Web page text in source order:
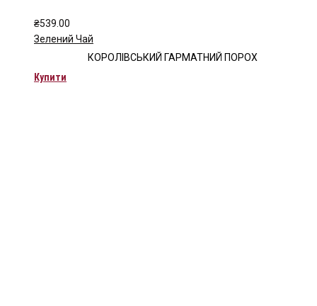
₴539.00
Зелений Чай
КОРОЛІВСЬКИЙ ГАРМАТНИЙ ПОРОХ
Купити